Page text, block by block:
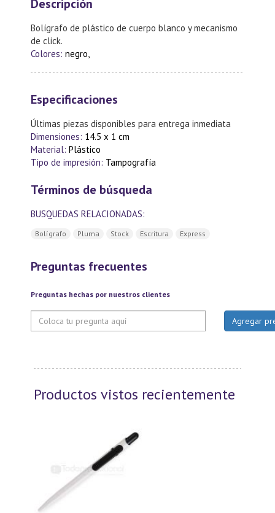
Descripción
Bolígrafo de plástico de cuerpo blanco y mecanismo
de click.
Colores: negro,
Especificaciones
Últimas piezas disponibles para entrega inmediata
Dimensiones: 14.5 x 1 cm
Material: Plástico
Tipo de impresión: Tampografía
Términos de búsqueda
BUSQUEDAS RELACIONADAS:
Bolígrafo Pluma Stock Escritura Express
Preguntas frecuentes
Preguntas hechas por nuestros clientes
Productos vistos recientemente